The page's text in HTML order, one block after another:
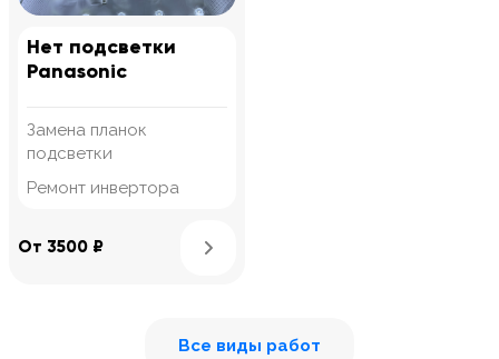
Нет подсветки
Panasonic
Замена планок
подсветки
Ремонт инвертора
От 3500 ₽
Все виды работ